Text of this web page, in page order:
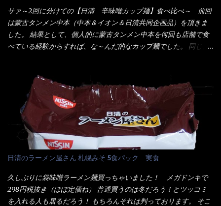
オタイなのと比べれば薄め？ やっぱり調味料の【スパイスガール
ズ】が必要だナァ～ 笑 私は、ブリッキーヌの粉末をよく掛け辛
く...
脂)／加工でん粉、調味料(アミノ酸等)、炭酸カルシウム、カラメ
ル色素、リン酸塩(Na)、増粘多糖類、レシチン、酸化防止剤(ビタ
ミンE)、クチナシ色素、ベニコウジ色素、香料、ビタミンB2、ビ
タミンB1、香辛料抽出物、 カロチン色素 、(一部にえび・小麦・
油脂、植物性たん白、食塩、とろろ芋、卵白)、かやく(小えびてん
ぷら)、添付調味料(砂糖、食塩、しょうゆ、魚介エキス、たん白加
水分解物、ねぎ、香辛料、 植物油 、香味油脂)／加工でん粉、調味
料(アミノ酸等)、炭酸カルシウム、カラメル色素、リン酸塩
(Na)、増粘多糖類、レシチン、酸化防止剤(ビタミンE)、クチナシ
色素、香料、ベニコウジ色素、ビタミンB2、ビタミンB1、香辛料
抽出物、(一部にえび・小麦・そば・卵・ さば ・大豆・豚肉・やま
いも・ゼラチンを含む) 材料から見れば、緑のたぬきの方が蒲鉾が
入っている！ あの半円形のヤツね！ それとカロチン色素・・・
さば！？ さばって鯖か？？ サバ読んでないか？？ ■カロリー
比較 緑のたぬき ...
サァ～2回に分けての【日清 辛味噌カップ麺】食べ比べ～ 前回
は蒙古タンメン中本（中本＆イオン＆日清共同企画品）を頂きま
した。 結果として、個人的に蒙古タンメン中本を何回も店舗で食
べている経験からすれば、な～んだ的なカップ麺でした。 同じ日
いつきました。 見た目は、炎のシルエットが辛さを醸し出してい
る・・・ でもパッケージに惑わされてはいけない！！ 私はペ
ヤングの【獄激辛焼きそば】を完食した漢だ。 その後の獄激辛カ
レーもな！ 今回、カップヌードル激辛味噌はカップに敢えて辛
さレベルが記載されている。 それはレベル5！ 日清としては最上
位の辛さと云っている訳だ。 昨年モデルも食べてはいるけど、1年
も経つと記憶の彼方に・・・いや歳だから記憶力が、どうのこう
のではない。 記憶に残るだけのインパクトに欠けている商品と
云う事（当時） 開封すると・・・ 小袋なんてありゃしない！ カ
ップヌードルは基本蓋開けて、熱湯を注ぐだけで出来る！それが
デビュー時からの最大のポイント。 だから粉末スープの具も全
日清のラーメン屋さん 札幌みそ 5食パック 実食
久しぶりに袋味噌ラーメン麺買っちゃいました！ メガドンキで
298円税抜き（ほぼ定価ね） 普通買うのは冬だろう！とツッコミ
を入れる人も居るだろう！ もちろんそれは判っております。 そこ